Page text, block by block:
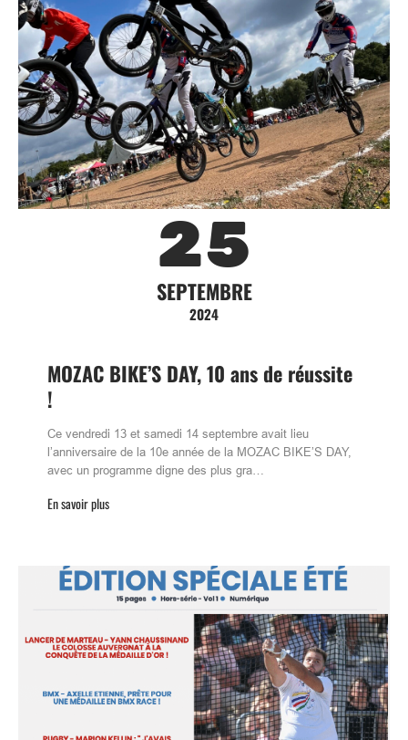
25
SEPTEMBRE
2024
MOZAC BIKE’S DAY, 10 ans de réussite
!
Ce vendredi 13 et samedi 14 septembre avait lieu
l’anniversaire de la 10e année de la MOZAC BIKE’S DAY,
avec un programme digne des plus gra…
En savoir plus